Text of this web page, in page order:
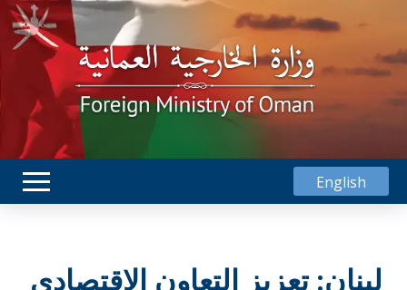
English
لبنان: تعزيز التعاون الاقتصادي